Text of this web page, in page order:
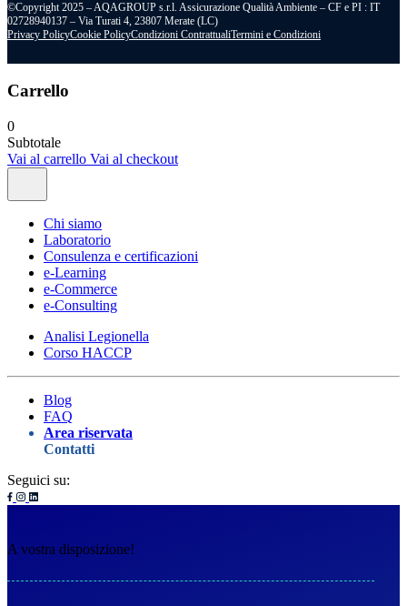
©Copyright 2025 – AQAGROUP s.r.l. Assicurazione Qualità Ambiente – CF e PI : IT
02728940137 – Via Turati 4, 23807 Merate (LC)
Privacy PolicyCookie PolicyCondizioni ContrattualiTermini e Condizioni
Carrello
0
Subtotale
Vai al carrello Vai al checkout
Chi siamo
Laboratorio
Consulenza e certificazioni
e-Learning
e-Commerce
e-Consulting
Analisi Legionella
Corso HACCP
Blog
FAQ
Area riservata
Contatti
Seguici su:
A vostra disposizione!